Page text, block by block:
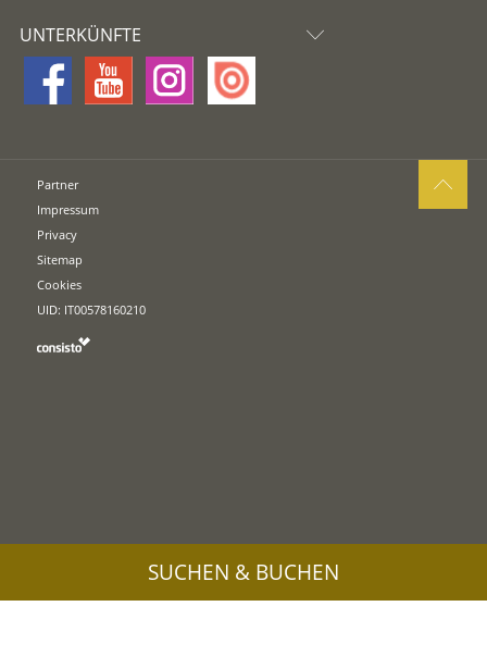
UNTERKÜNFTE
Partner
Impressum
Privacy
Sitemap
Cookies
UID: IT00578160210
SUCHEN & BUCHEN